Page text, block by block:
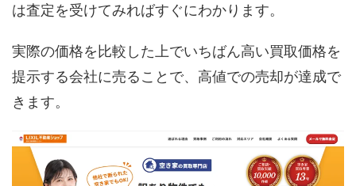
は査定を受けてみればすぐにわかります。
実際の価格を比較した上でいちばん高い買取価格を
提示する会社に売ることで、高値での売却が達成で
きます。